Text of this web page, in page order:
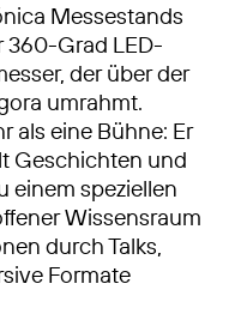
Messestands
360-Grad LED-
der über der
umrahmt.
als eine Bühne: Er
Geschichten und
einem speziellen
Wissensraum
durch Talks,
Formate